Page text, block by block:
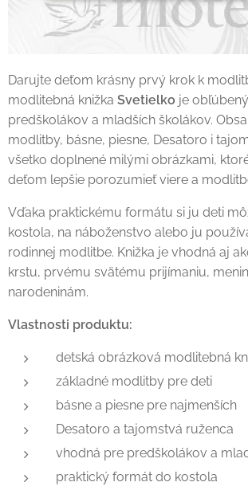
Darujte deťom krásny prvý krok k
modlitebná knižka Svetielko je
predškolákov a mladších školákov.
modlitby, básne, piesne, Desatoro i
všetko doplnené milými obrázkami,
deťom lepšie porozumieť viere a
Vďaka praktickému formátu si ju deti
kostola, na náboženstvo alebo ju
rodinnej modlitbe. Knižka je vhodná aj
krstu, prvému svätému prijímaniu,
narodeninám.
Vlastnosti produktu:
detská obrázková modlitebná
základné modlitby pre deti
básne a piesne pre najmenších
Desatoro a tajomstvá ruženca
vhodná pre predškolákov a
praktický formát do kostola